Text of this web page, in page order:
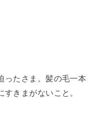
ったさま。髪の毛一本
きまがないこと。